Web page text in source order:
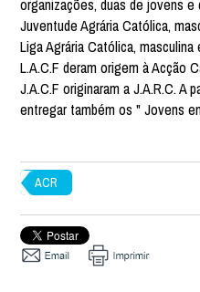
organizações, duas de jovens
Juventude Agrária Católica,
Liga Agrária Católica,
L.A.C.F deram origem à Acção
J.A.C.F originaram a J.A.R.C. A
entregar também os " Jovens
ACR